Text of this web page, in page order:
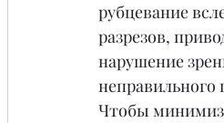
рубцевание
разрезов,
нарушение
неправильного
Чтобы